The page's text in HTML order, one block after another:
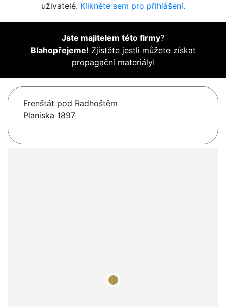
uživatelé. Klikněte sem pro přihlášení.
Jste majitelem této firmy?
Blahopřejeme! Zjistěte jestli můžete získat
propagační materiály!
Frenštát pod Radhoštěm
Planiska 1897